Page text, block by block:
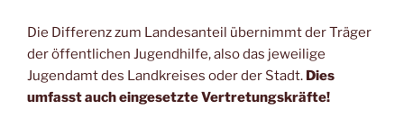
Die Differenz zum Landesanteil übernimmt der Träger
der öffentlichen Jugendhilfe, also das jeweilige
Jugendamt des Landkreises oder der Stadt. Dies
umfasst auch eingesetzte Vertretungskräfte!